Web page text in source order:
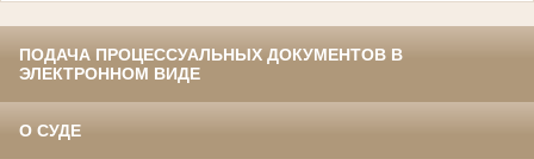
ПОДАЧА ПРОЦЕССУАЛЬНЫХ ДОКУМЕНТОВ В
ЭЛЕКТРОННОМ ВИДЕ
О СУДЕ